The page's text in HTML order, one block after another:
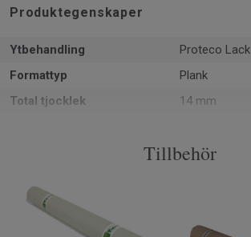
Produktegenskaper
Ytbehandling
Proteco Lack
Formattyp
Plank
Total tjocklek
14 mm
Ja
Artiklar per paket
Läggningsmetod
Klick
Tillbehör